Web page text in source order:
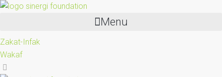
Menu
Zakat-Infak
Wakaf